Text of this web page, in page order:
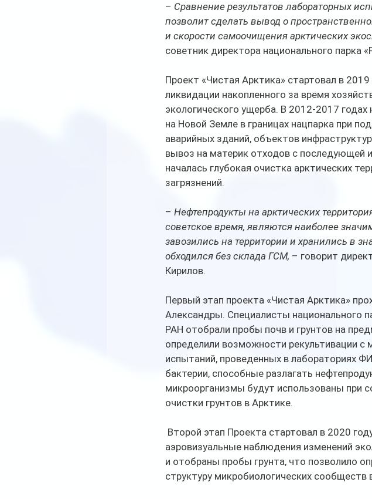
– Сравнение результатов лабораторных
позволит сделать вывод о
и скорости самоочищения арктических
советник директора национального парка
Проект «Чистая Арктика» стартовал в
ликвидации накопленного за время
экологического ущерба. В 2012-2017
на Новой Земле в границах нацпарка при
аварийных зданий, объектов
вывоз на материк отходов с последующей
началась глубокая очистка арктических
загрязнений.
– Нефтепродукты на арктических
советское время, являются наиболее
завозились на территории и хранились в
обходился без склада ГСМ, – говорит
Кирилов.
Первый этап проекта «Чистая Арктика»
Александры. Специалисты национального
РАН отобрали пробы почв и грунтов на
определили возможности рекультивации
испытаний, проведенных в лабораториях
бактерии, способные разлагать
микроорганизмы будут использованы при
очистки грунтов в Арктике.
аэровизуальные наблюдения изменений
и отобраны пробы грунта, что позволило
структуру микробиологических сообществ